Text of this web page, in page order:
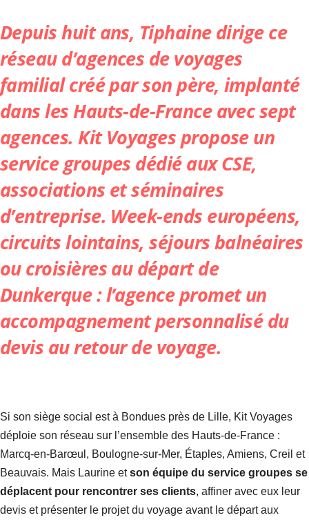
Depuis huit ans, Tiphaine dirige ce
réseau d’agences de voyages
familial créé par son père, implanté
dans les Hauts-de-France avec sept
agences.Kit Voyagespropose un
service groupes dédié aux CSE,
associations et séminaires
d’entreprise. Week-ends européens,
circuits lointains, séjours balnéaires
ou croisières au départ de
Dunkerque : l’agence promet un
accompagnement personnalisé du
devis au retour de voyage.
Si son siège social est à Bondues près de Lille, Kit Voyages
déploie son réseau sur l’ensemble des Hauts-de-France :
Marcq-en-Barœul, Boulogne-sur-Mer, Étaples, Amiens, Creil et
Beauvais. Mais Laurine etson équipe du service groupes se
déplacent pour rencontrer ses clients, affiner avec eux leur
devis et présenter le projet du voyage avant le départ aux